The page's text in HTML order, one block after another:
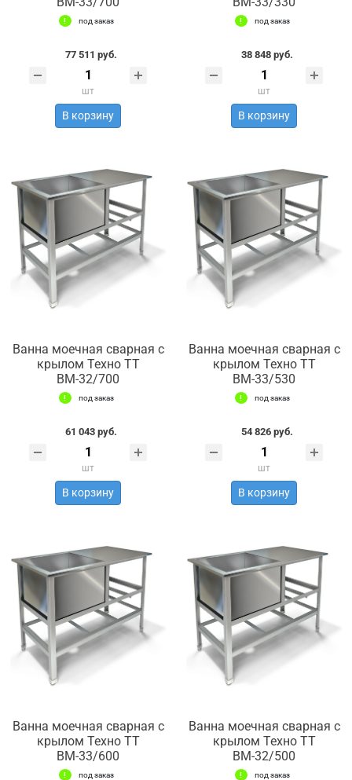
под заказ
77 511 руб.
шт
В корзину
под заказ
38 848 руб.
шт
В корзину
Ванна моечная сварная с
крылом Техно ТТ
ВМ-32/700
под заказ
61 043 руб.
шт
В корзину
Ванна моечная сварная с
крылом Техно ТТ
ВМ-33/530
под заказ
54 826 руб.
шт
В корзину
Ванна моечная сварная с
крылом Техно ТТ
ВМ-33/600
под заказ
Ванна моечная сварная с
крылом Техно ТТ
ВМ-32/500
под заказ